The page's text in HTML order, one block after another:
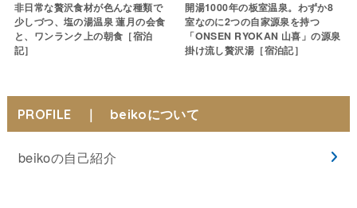
非日常な贅沢食材が色んな種類で
少しづつ、塩の湯温泉 蓮月の会食
と、ワンランク上の朝食［宿泊
記］
開湯1000年の板室温泉。わずか8
室なのに2つの自家源泉を持つ
「ONSEN RYOKAN 山喜」の源泉
掛け流し贅沢湯［宿泊記］
PROFILE ｜ beikoについて
beikoの自己紹介